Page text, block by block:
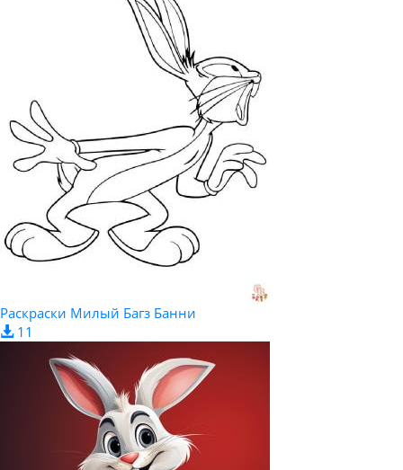
Раскраски Милый Багз Банни
11